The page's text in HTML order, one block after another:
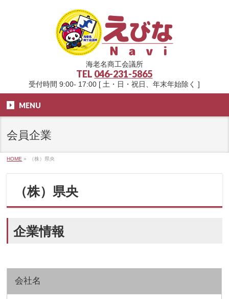
海老名商工会議所
TEL 046-231-5865
受付時間 9:00- 17:00 [ 土・日・祝日、年末年始除く ]
MENU
会員企業
HOME » （株）県央
（株）県央
企業情報
会社名